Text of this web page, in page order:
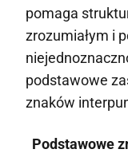
pomaga
zrozumiałym i
podstawowe
znaków
Podstawowe